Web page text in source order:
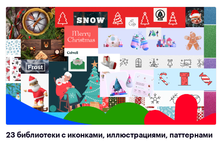
23 библиотеки с иконками, иллюстрациями, паттернами